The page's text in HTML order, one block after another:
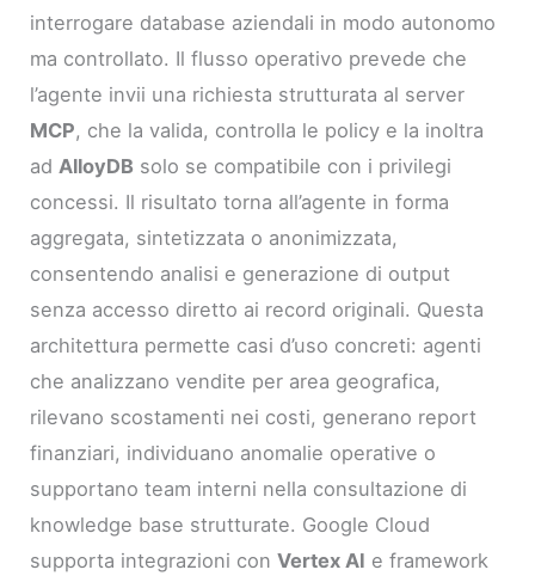
interrogare database aziendali in modo autonomo
ma controllato. Il flusso operativo prevede che
l’agente invii una richiesta strutturata al server
MCP, che la valida, controlla le policy e la inoltra
ad AlloyDB solo se compatibile con i privilegi
concessi. Il risultato torna all’agente in forma
aggregata, sintetizzata o anonimizzata,
consentendo analisi e generazione di output
senza accesso diretto ai record originali. Questa
architettura permette casi d’uso concreti: agenti
che analizzano vendite per area geografica,
rilevano scostamenti nei costi, generano report
finanziari, individuano anomalie operative o
supportano team interni nella consultazione di
knowledge base strutturate. Google Cloud
supporta integrazioni conVertex AI e framework